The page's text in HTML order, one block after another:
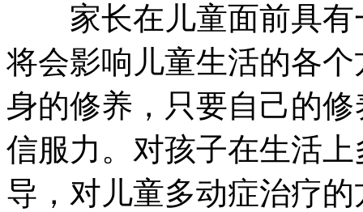
家长在儿童面前具有
将会影响儿童生活的各
身的修养，只要自己的
信服力。对孩子在生活
导，对儿童多动症治疗